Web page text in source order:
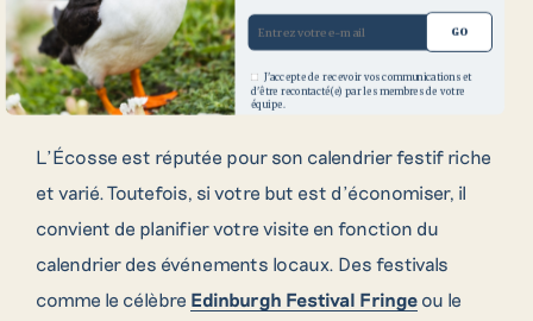
09 70 71 80 00
+353 71 933 6436
Événements et festivals – à faire et à
éviter
L’Écosse est réputée pour son calendrier festif riche
et varié. Toutefois, si votre but est d’économiser, il
convient de planifier votre visite en fonction du
calendrier des événements locaux. Des festivals
comme le célèbre Edinburgh Festival Fringe ou le
GO
J'accepte de recevoir vos communications et
d'être recontacté(e) par les membres de votre
équipe.